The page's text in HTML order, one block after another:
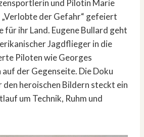
und Pilotin Marie
der Gefahr“ gefeiert
für ihr Land. Eugene Bullard geht
Jagdflieger in die
Piloten wie Georges
der Gegenseite. Die Doku
heroischen Bildern steckt ein
um Technik, Ruhm und